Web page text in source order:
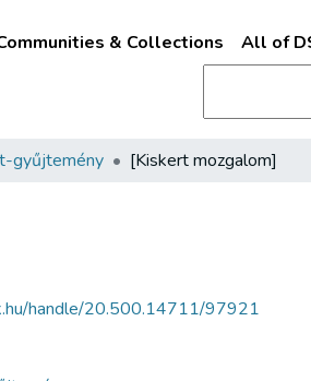
& Collections All of
gyűjtemény [Kiskert mozgalom]
handle/20.500.14711/97921